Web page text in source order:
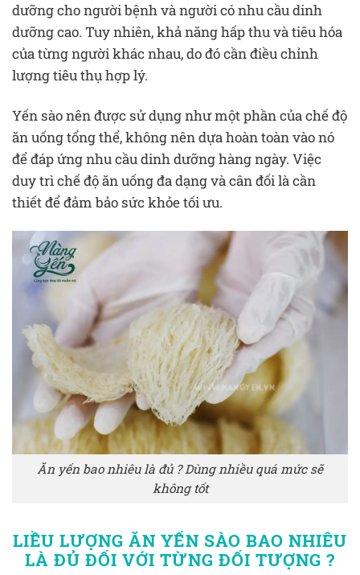
dưỡng cho người bệnh và người có nhu cầu dinh
dưỡng cao. Tuy nhiên, khả năng hấp thu và tiêu hóa
của từng người khác nhau, do đó cần điều chỉnh
lượng tiêu thụ hợp lý.
Yến sào nên được sử dụng như một phần của chế độ
ăn uống tổng thể, không nên dựa hoàn toàn vào nó
để đáp ứng nhu cầu dinh dưỡng hàng ngày. Việc
duy trì chế độ ăn uống đa dạng và cân đối là cần
thiết để đảm bảo sức khỏe tối ưu.
Ăn yến bao nhiêu là đủ ? Dùng nhiều quá mức sẽ
không tốt
LIỀU LƯỢNG ĂN YẾN SÀO BAO NHIÊU
LÀ ĐỦ ĐỐI VỚI TỪNG ĐỐI TƯỢNG ?